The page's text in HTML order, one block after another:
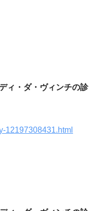
ィ・ダ・ヴィンチの診
12197308431.html